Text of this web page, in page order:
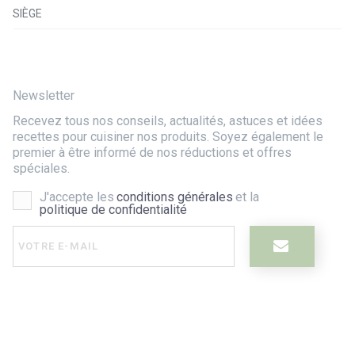
SIÈGE
Newsletter
Recevez tous nos conseils, actualités, astuces et idées
recettes pour cuisiner nos produits. Soyez également le
premier à être informé de nos réductions et offres
spéciales.
J'accepte les conditions générales et la
politique de confidentialité